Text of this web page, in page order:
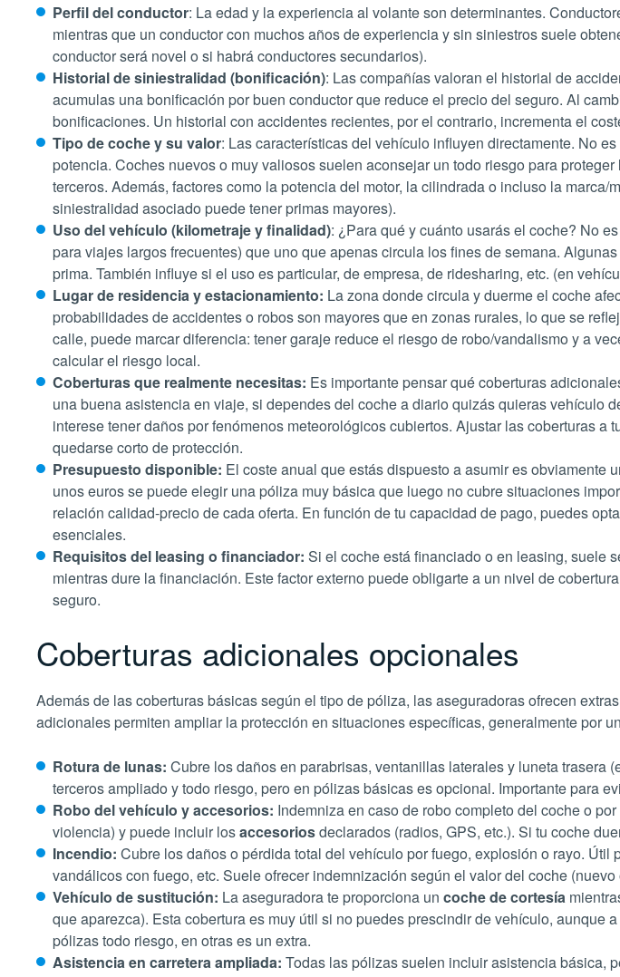
Perfil del conductor: La edad y la experiencia al volante son determinantes.
mientras que un conductor con muchos años de experiencia y sin siniestros suele
conductor será novel o si habrá conductores secundarios).
Historial de siniestralidad (bonificación): Las compañías valoran el historial de
acumulas una bonificación por buen conductor que reduce el precio del seguro. Al
bonificaciones. Un historial con accidentes recientes, por el contrario, incrementa el
Tipo de coche y su valor: Las características del vehículo influyen directamente. No
potencia. Coches nuevos o muy valiosos suelen aconsejar un todo riesgo para
terceros. Además, factores como la potencia del motor, la cilindrada o incluso la
siniestralidad asociado puede tener primas mayores).
Uso del vehículo (kilometraje y finalidad): ¿Para qué y cuánto usarás el coche? No
para viajes largos frecuentes) que uno que apenas circula los fines de semana.
prima. También influye si el uso es particular, de empresa, de ridesharing, etc. (en
Lugar de residencia y estacionamiento: La zona donde circula y duerme el coche
probabilidades de accidentes o robos son mayores que en zonas rurales, lo que se
calle, puede marcar diferencia: tener garaje reduce el riesgo de robo/vandalismo y a
calcular el riesgo local.
Coberturas que realmente necesitas: Es importante pensar qué coberturas
una buena asistencia en viaje, si dependes del coche a diario quizás quieras vehículo
interese tener daños por fenómenos meteorológicos cubiertos. Ajustar las coberturas
quedarse corto de protección.
Presupuesto disponible: El coste anual que estás dispuesto a asumir es obviamente
unos euros se puede elegir una póliza muy básica que luego no cubre situaciones
relación calidad-precio de cada oferta. En función de tu capacidad de pago, puedes
esenciales.
Requisitos del leasing o financiador: Si el coche está financiado o en leasing, suele
mientras dure la financiación. Este factor externo puede obligarte a un nivel de
seguro.
Coberturas adicionales opcionales
Además de las coberturas básicas según el tipo de póliza, las aseguradoras ofrecen
adicionales permiten ampliar la protección en situaciones específicas, generalmente por
Rotura de lunas: Cubre los daños en parabrisas, ventanillas laterales y luneta trasera
terceros ampliado y todo riesgo, pero en pólizas básicas es opcional. Importante para
Robo del vehículo y accesorios: Indemniza en caso de robo completo del coche o
violencia) y puede incluir losaccesoriosdeclarados (radios, GPS, etc.). Si tu coche
Incendio: Cubre los daños o pérdida total del vehículo por fuego, explosión o rayo.
vandálicos con fuego, etc. Suele ofrecer indemnización según el valor del coche
Vehículo de sustitución: La aseguradora te proporciona un coche de cortesía
que aparezca). Esta cobertura es muy útil si no puedes prescindir de vehículo,
pólizas todo riesgo, en otras es un extra.
Asistencia en carretera ampliada: Todas las pólizas suelen incluir asistencia básica,